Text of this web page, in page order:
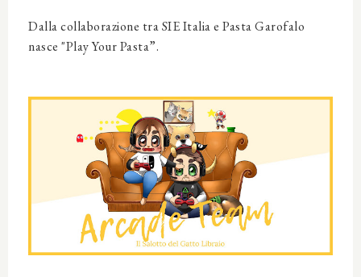
Dalla collaborazione tra SIE Italia e Pasta Garofalo
nasce "Play Your Pasta”.